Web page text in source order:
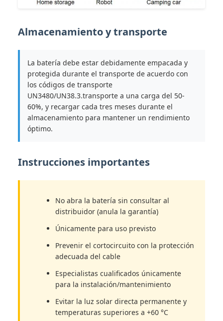
Almacenamiento y transporte
La batería debe estar debidamente empacada y
protegida durante el transporte de acuerdo con
los códigos de transporte
UN3480/UN38.3.transporte a una carga del 50-
60%, y recargar cada tres meses durante el
almacenamiento para mantener un rendimiento
óptimo.
Instrucciones importantes
No abra la batería sin consultar al
distribuidor (anula la garantía)
Únicamente para uso previsto
Prevenir el cortocircuito con la protección
adecuada del cable
Especialistas cualificados únicamente
para la instalación/mantenimiento
Evitar la luz solar directa permanente y
temperaturas superiores a +60 °C